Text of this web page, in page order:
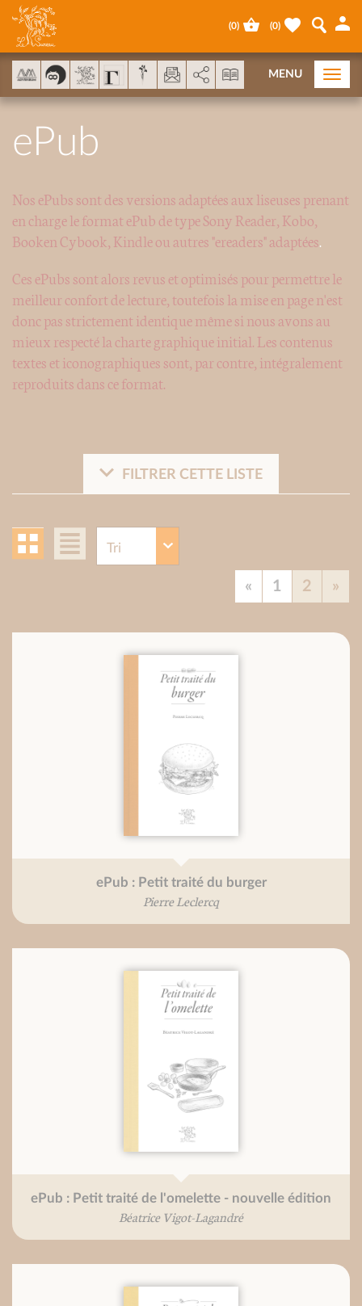
ePub
Nos ePubs sont des versions adaptées aux liseuses prenant
en charge le format ePub de type Sony Reader, Kobo,
Booken Cybook, Kindle ou autres "ereaders" adaptées.
Ces ePubs sont alors revus et optimisés pour permettre le
meilleur confort de lecture, toutefois la mise en page n'est
donc pas strictement identique même si nous avons au
mieux respecté la charte graphique initial. Les contenus
textes et iconographiques sont, par contre, intégralement
reproduits dans ce format.
FILTRER CETTE LISTE
« 1 2 »
ePub : Petit traité du burger
Pierre Leclercq
ePub : Petit traité de l'omelette - nouvelle édition
Béatrice Vigot-Lagandré
(0) (0)
MENU
AddThis is disabled. Allow
Cookies management panel